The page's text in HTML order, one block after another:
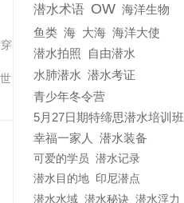
潜水术语 OW 海洋生物
鱼类 海 大海 海洋大使
潜水拍照
自由潜水
水肺潜水 潜水考证
青少年冬令营
5月27日期特缔思潜水培训班
幸福一家人
潜水装备
可爱的学员 潜水记录
潜水目的地 印尼潜点
潜水水域 潜水秘诀 潜水浮力